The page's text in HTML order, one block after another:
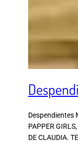
Despendientes
PAPPER
DE CLAUDIA.